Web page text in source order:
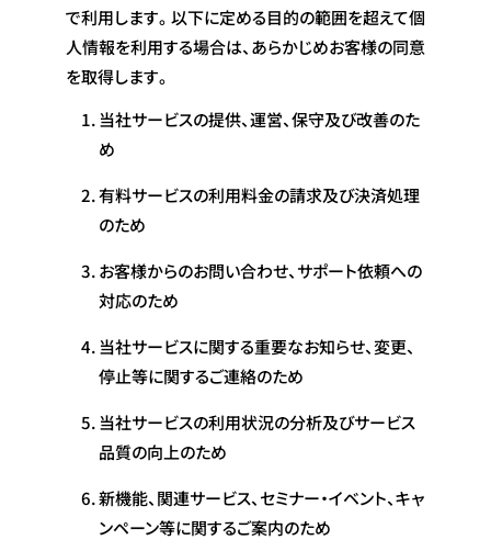
で利用します。以下に定める目的の範囲を超えて個
人情報を利用する場合は、あらかじめお客様の同意
を取得します。
当社サービスの提供、運営、保守及び改善のた
め
有料サービスの利用料金の請求及び決済処理
のため
お客様からのお問い合わせ、サポート依頼への
対応のため
当社サービスに関する重要なお知らせ、変更、
停止等に関するご連絡のため
当社サービスの利用状況の分析及びサービス
品質の向上のため
新機能、関連サービス、セミナー・イベント、キャ
ンペーン等に関するご案内のため